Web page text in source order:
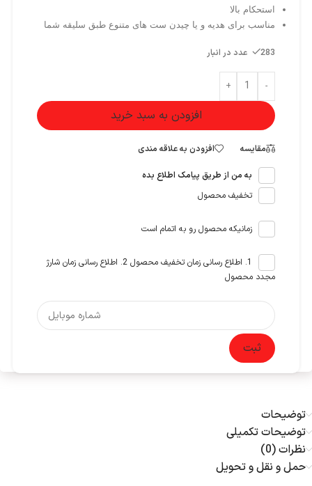
استحکام بالا
مناسب برای هدیه و یا چیدن ست های متنوع طبق سلیقه شما
283 عدد در انبار
-
+
افزودن به سبد خرید
مقایسه افزودن به علاقه مندی
به من از طریق پیامک اطلاع بده
تخفیف محصول
زمانیکه محصول رو به اتمام است
1. اطلاع رسانی زمان تخفیف محصول 2. اطلاع رسانی زمان شارژ
مجدد محصول
ثبت
توضیحات
توضیحات تکمیلی
نظرات (0)
حمل و نقل و تحویل